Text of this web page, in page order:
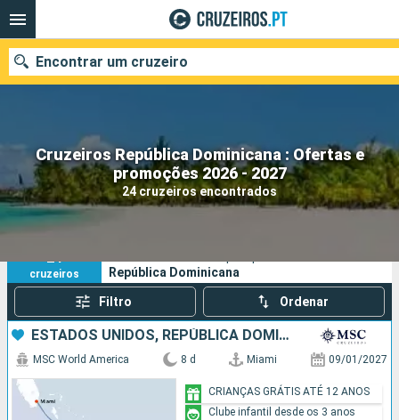
Cruzeiros República Dominicana : Ofertas e
promoções 2026 - 2027
24 cruzeiros encontrados
Encontrar um cruzeiro
Quando ir?
Data de partida
Pesquisar
24
cruzeiros
República Dominicana
Filtro Ordenar
ESTADOS UNIDOS, REPÚBLICA DOMINICANA, PORTO RICO, BAHAMAS
MSC World America 8 d Miami 09/01/2027
CRIANÇAS GRÁTIS ATÉ 12 ANOS
Clube infantil desde os 3 anos